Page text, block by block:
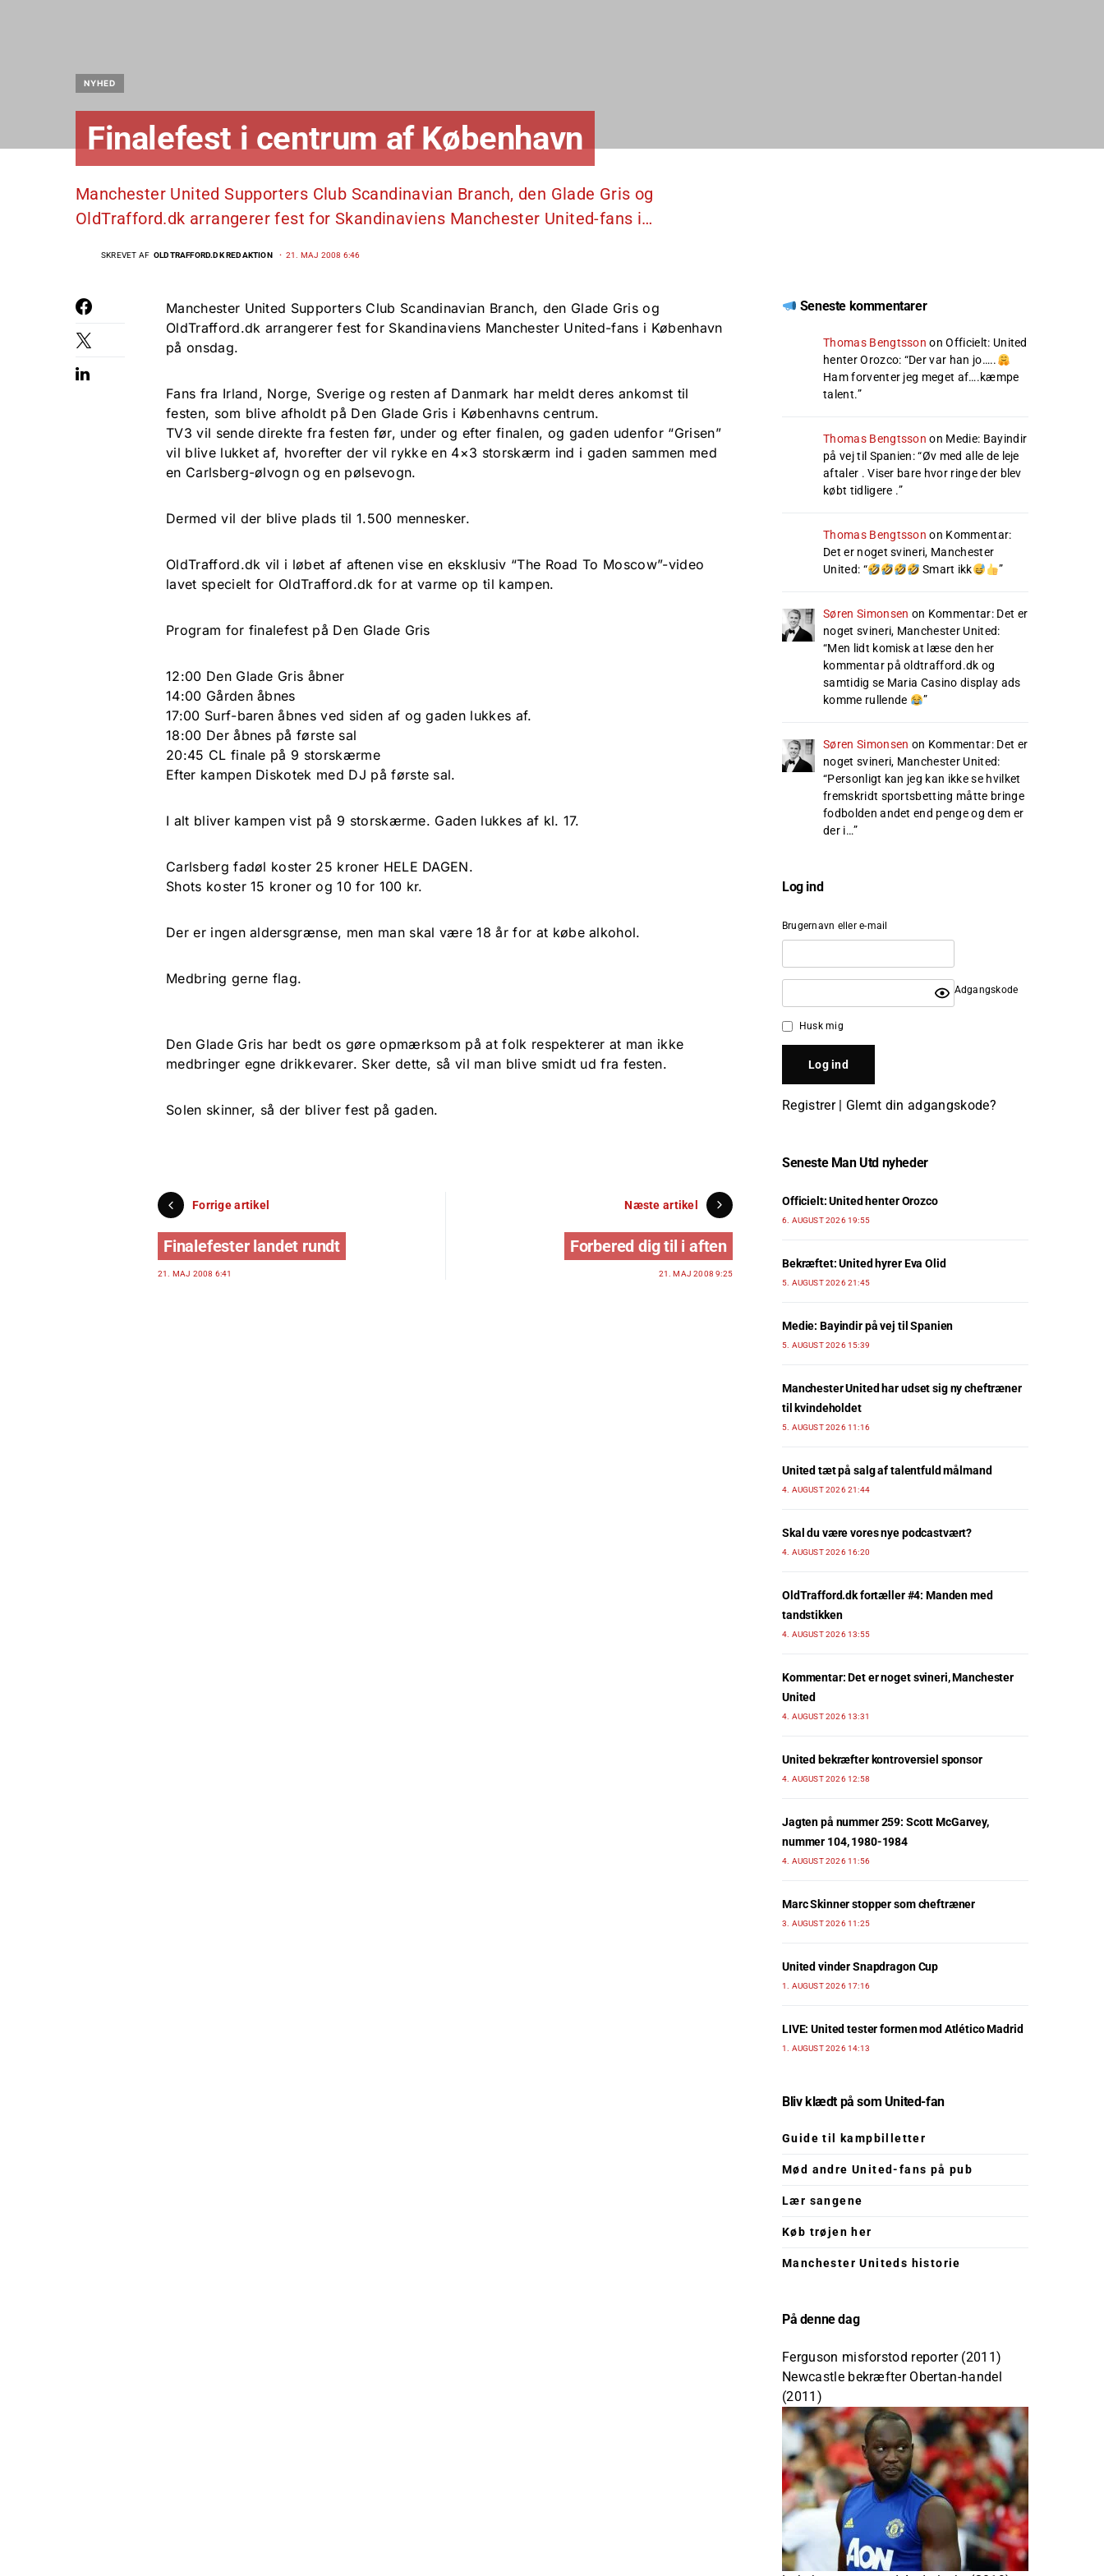
NYHED
Finalefest i centrum af København
Manchester United Supporters Club Scandinavian Branch, den Glade Gris og
OldTrafford.dk arrangerer fest for Skandinaviens Manchester United-fans i…
SKREVET AF OLDTRAFFORD.DK REDAKTION 21. MAJ 2008 6:46
Manchester United Supporters Club Scandinavian Branch, den Glade Gris og
OldTrafford.dk arrangerer fest for Skandinaviens Manchester United-fans i København
på onsdag.
Fans fra Irland, Norge, Sverige og resten af Danmark har meldt deres ankomst til
festen, som blive afholdt på Den Glade Gris i Københavns centrum.
TV3 vil sende direkte fra festen før, under og efter finalen, og gaden udenfor “Grisen”
vil blive lukket af, hvorefter der vil rykke en 4×3 storskærm ind i gaden sammen med
en Carlsberg-ølvogn og en pølsevogn.
Dermed vil der blive plads til 1.500 mennesker.
OldTrafford.dk vil i løbet af aftenen vise en eksklusiv “The Road To Moscow”-video
lavet specielt for OldTrafford.dk for at varme op til kampen.
Program for finalefest på Den Glade Gris
12:00 Den Glade Gris åbner
14:00 Gården åbnes
17:00 Surf-baren åbnes ved siden af og gaden lukkes af.
18:00 Der åbnes på første sal
20:45 CL finale på 9 storskærme
Efter kampen Diskotek med DJ på første sal.
I alt bliver kampen vist på 9 storskærme. Gaden lukkes af kl. 17.
Carlsberg fadøl koster 25 kroner HELE DAGEN.
Shots koster 15 kroner og 10 for 100 kr.
Der er ingen aldersgrænse, men man skal være 18 år for at købe alkohol.
Medbring gerne flag.
Den Glade Gris har bedt os gøre opmærksom på at folk respekterer at man ikke
medbringer egne drikkevarer. Sker dette, så vil man blive smidt ud fra festen.
Solen skinner, så der bliver fest på gaden.
Forrige artikel
Finalefester landet rundt
21. MAJ 2008 6:41
Næste artikel
Forbered dig til i aften
21. MAJ 2008 9:25
Seneste kommentarer
Thomas Bengtsson onOfficielt: United
henter Orozco: “Der var han jo…..
Ham forventer jeg meget af….kæmpe
talent.”
Thomas Bengtsson on Medie: Bayindir
på vej til Spanien: “Øv med alle de leje
aftaler . Viser bare hvor ringe der blev
købt tidligere .”
Thomas Bengtsson on Kommentar:
Det er noget svineri, Manchester
United: “ Smart ikk ”
Søren Simonsen on Kommentar: Det er
noget svineri, Manchester United:
“Men lidt komisk at læse den her
kommentar på oldtrafford.dk og
samtidig se Maria Casino display ads
komme rullende
”
Søren Simonsen on Kommentar: Det er
noget svineri, Manchester United:
“Personligt kan jeg kan ikke se hvilket
fremskridt sportsbetting måtte bringe
fodbolden andet end penge og dem er
der i…”
Log ind
Brugernavn eller e-mail
Adgangskode
Husk mig
Registrer| Glemt din adgangskode?
Seneste Man Utd nyheder
Officielt: United henter Orozco
6. AUGUST 2026 19:55
Bekræftet: United hyrer Eva Olid
5. AUGUST 2026 21:45
Medie: Bayindir på vej til Spanien
5. AUGUST 2026 15:39
Manchester United har udset sig ny cheftræner
til kvindeholdet
5. AUGUST 2026 11:16
United tæt på salg af talentfuld målmand
4. AUGUST 2026 21:44
Skal du være vores nye podcastvært?
4. AUGUST 2026 16:20
OldTrafford.dk fortæller #4: Manden med
tandstikken
4. AUGUST 2026 13:55
Kommentar: Det er noget svineri, Manchester
United
4. AUGUST 2026 13:31
United bekræfter kontroversiel sponsor
4. AUGUST 2026 12:58
Jagten på nummer 259: Scott McGarvey,
nummer 104, 1980-1984
4. AUGUST 2026 11:56
Marc Skinner stopper som cheftræner
3. AUGUST 2026 11:25
United vinder Snapdragon Cup
1. AUGUST 2026 17:16
LIVE: United tester formen mod Atlético Madrid
1. AUGUST 2026 14:13
Bliv klædt på som United-fan
Guide til kampbilletter
Mød andre United-fans på pub
Lær sangene
Køb trøjen her
Manchester Uniteds historie
På denne dag
Ferguson misforstod reporter (2011)
Newcastle bekræfter Obertan-handel
(2011)